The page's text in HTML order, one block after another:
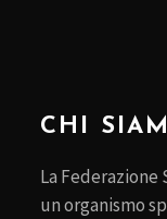
CHI
La Federazione
un organismo